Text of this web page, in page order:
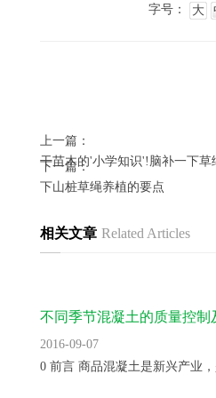
字号：
大
上一篇：
干苗木的'小学知识'!脑补一下草
下一篇：
下山桩草绳养植的要点
相关文章 Related Articles
不同季节混凝土的质量控制
2016-09-07
0 前言 商品混凝土是新兴产业